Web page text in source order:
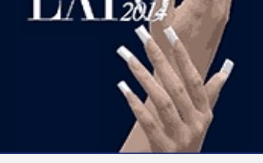
BeautyTech ChatGPT